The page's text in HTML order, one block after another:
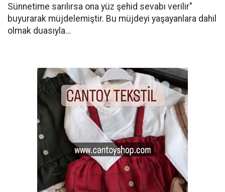
Sünnetime sarılırsa ona yüz şehid sevabı verilir"
buyurarak müjdelemiştir. Bu müjdeyi yaşayanlara dahil
olmak duasıyla…